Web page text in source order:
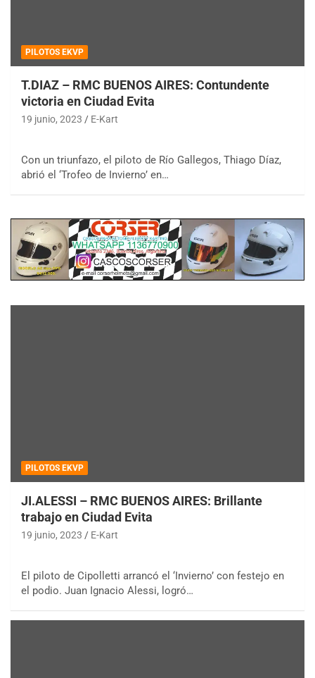
PILOTOS EKVP
T.DIAZ – RMC BUENOS AIRES: Contundente
victoria en Ciudad Evita
19 junio, 2023 E-Kart
Con un triunfazo, el piloto de Río Gallegos, Thiago Díaz,
abrió el ‘Trofeo de Invierno’ en…
PILOTOS EKVP
JI.ALESSI – RMC BUENOS AIRES: Brillante
trabajo en Ciudad Evita
19 junio, 2023 E-Kart
El piloto de Cipolletti arrancó el ‘Invierno’ con festejo en
el podio. Juan Ignacio Alessi, logró…